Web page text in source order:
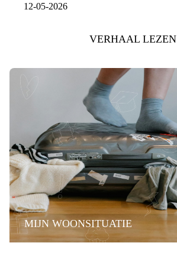
12-05-2026
VERHAAL LEZEN
MIJN WOONSITUATIE